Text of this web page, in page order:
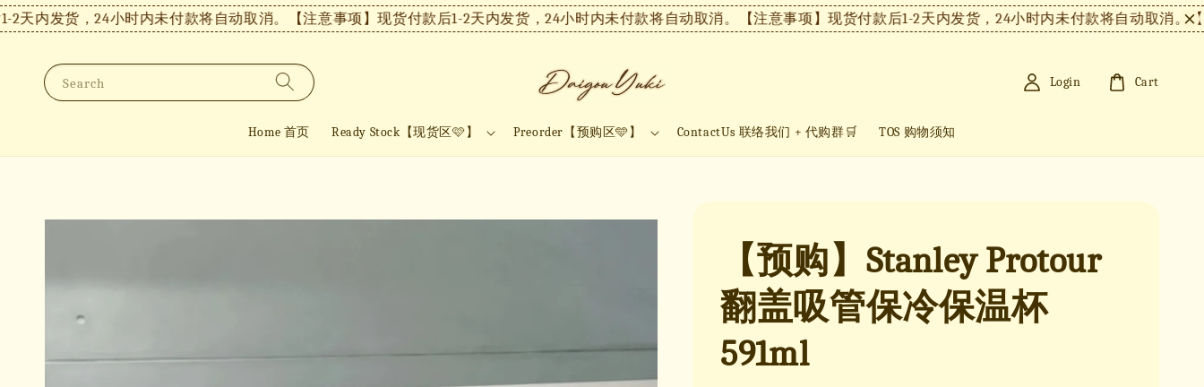
发货，24小时内未付款将自动取消。【注意事项】现货付款后1-2天内发货，24小时内未付款将自动取消。【注意事项】现货付款后1-2天内发货，24小时内未付款将自动取消。【注意
Search
Home 首页 Ready Stock【现货区🩷】 Preorder【预购区🩵】 ContactUs 联络我们 + 代购群🛒 TOS 购物须知
Login Cart
【预购】Stanley Protour
翻盖吸管保冷保温杯
591ml